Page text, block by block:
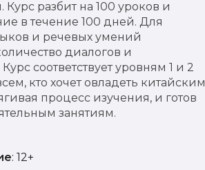
Курс разбит на 100 уроков и
в течение 100 дней. Для
и речевых умений
диалогов и
соответствует уровням 1 и 2
кто хочет овладеть китайским
процесс изучения, и готов
занятиям.
: 12+